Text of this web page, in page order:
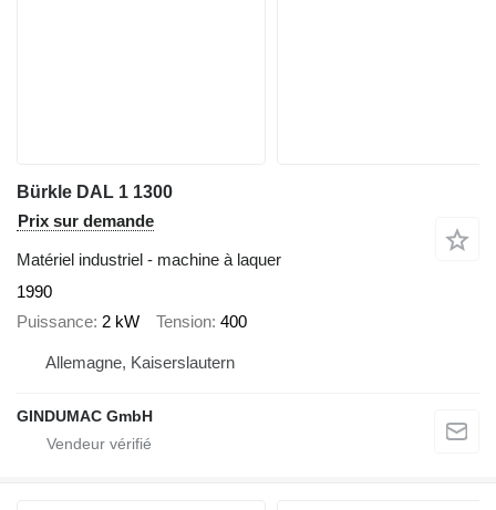
Bürkle DAL 1 1300
Prix sur demande
Matériel industriel - machine à laquer
1990
Puissance 2 kW Tension 400
Allemagne, Kaiserslautern
GINDUMAC GmbH